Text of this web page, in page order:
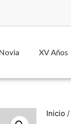
XV Años
Inicio /